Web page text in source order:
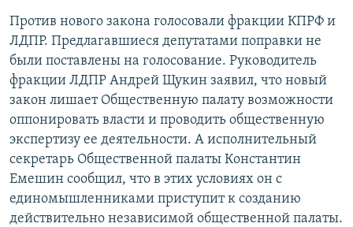
Против нового закона голосовали фракции КПРФ и
ЛДПР. Предлагавшиеся депутатами поправки не
были поставлены на голосование. Руководитель
фракции ЛДПР Андрей Щукин заявил, что новый
закон лишает Общественную палату возможности
оппонировать власти и проводить общественную
экспертизу ее деятельности. А исполнительный
секретарь Общественной палаты Константин
Емешин сообщил, что в этих условиях он с
единомышленниками приступит к созданию
действительно независимой общественной палаты.